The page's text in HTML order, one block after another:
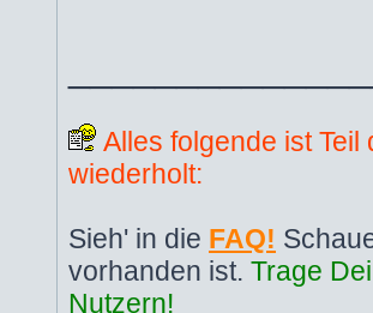
Alles folgende ist
wiederholt:
Sieh' in die FAQ!
vorhanden ist. Trage
Nutzern!